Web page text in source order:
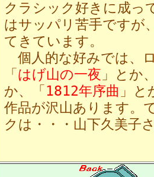
クラシック好きに成っ
はサッパリ苦手ですが
てきています。
個人的な好みでは、
「はげ山の一夜 」とか
か、「1812年序曲 」
作品が沢山あります。
クは・・・山下久美子